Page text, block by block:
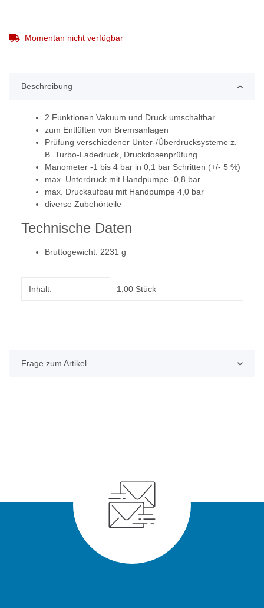
Momentan nicht verfügbar
Beschreibung
2 Funktionen Vakuum und Druck umschaltbar
zum Entlüften von Bremsanlagen
Prüfung verschiedener Unter-/Überdrucksysteme z.
B. Turbo-Ladedruck, Druckdosenprüfung
Manometer -1 bis 4 bar in 0,1 bar Schritten (+/- 5 %)
max. Unterdruck mit Handpumpe -0,8 bar
max. Druckaufbau mit Handpumpe 4,0 bar
diverse Zubehörteile
Technische Daten
Bruttogewicht: 2231 g
Produkteigenschaft
Wert
Inhalt: 1,00 Stück
Frage zum Artikel